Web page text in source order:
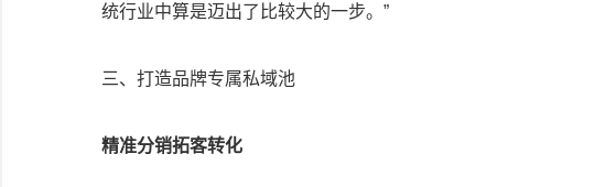
统行业中算是迈出了比较大的一步。”
三、打造品牌专属私域池
精准分销拓客转化